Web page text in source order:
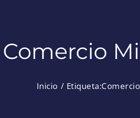
Comercio
Inicio Etiqueta: